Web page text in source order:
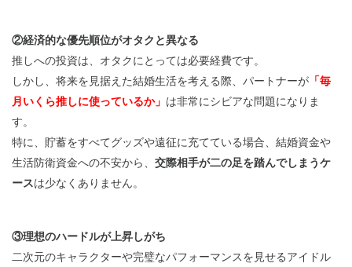
②経済的な優先順位がオタクと異なる
推しへの投資は、オタクにとっては必要経費です。
しかし、将来を見据えた結婚生活を考える際、パートナーが 「毎
月いくら推しに使っているか」 は非常にシビアな問題になりま
す。
特に、貯蓄をすべてグッズや遠征に充てている場合、結婚資金や
生活防衛資金への不安から、 交際相手が二の足を踏んでしまうケ
ースは少なくありません。
③理想のハードルが上昇しがち
二次元のキャラクターや完璧なパフォーマンスを見せるアイドル